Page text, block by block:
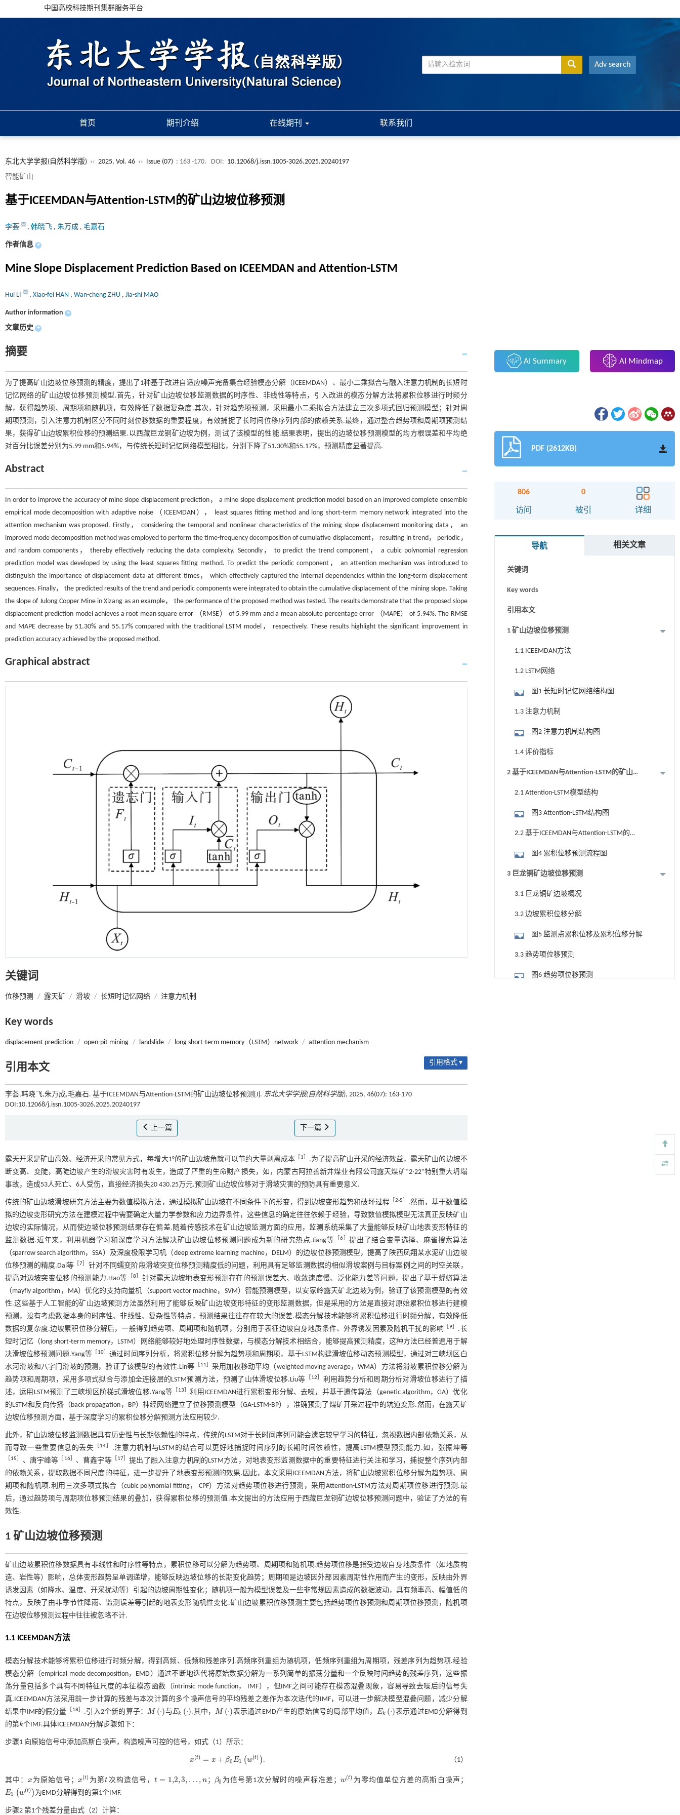
中国高校科技期刊集群服务平台
Adv search
首页 期刊介绍 在线期刊 联系我们
东北大学学报(自然科学版) ›› 2025, Vol. 46 ›› Issue (07) : 163 -170. DOI: 10.12068/j.issn.1005-3026.2025.20240197
智能矿山
基于ICEEMDAN与Attention-LSTM的矿山边坡位移预测
李荟 , 韩晓飞 , 朱万成 , 毛嘉石
作者信息 +
Mine Slope Displacement Prediction Based on ICEEMDAN and Attention-LSTM
Hui LI , Xiao-fei HAN , Wan-cheng ZHU , Jia-shi MAO
Author information +
文章历史 +
摘要
为了提高矿山边坡位移预测的精度，提出了1种基于改进自适应噪声完备集合经验模态分解（ICEEMDAN）、最小二乘拟合与融入注意力机制的长短时
记忆网络的矿山边坡位移预测模型.首先，针对矿山边坡位移监测数据的时序性、非线性等特点，引入改进的模态分解方法将累积位移进行时频分
解，获得趋势项、周期项和随机项，有效降低了数据复杂度.其次，针对趋势项预测，采用最小二乘拟合方法建立三次多项式回归预测模型；针对周
期项预测，引入注意力机制区分不同时刻位移数据的重要程度，有效捕捉了长时间位移序列内部的依赖关系.最终，通过整合趋势项和周期项预测结
果，获得矿山边坡累积位移的预测结果.以西藏巨龙铜矿边坡为例，测试了该模型的性能.结果表明，提出的边坡位移预测模型的均方根误差和平均绝
对百分比误差分别为5.99 mm和5.94%，与传统长短时记忆网络模型相比，分别下降了51.30%和55.17%，预测精度显著提高.
Abstract
In order to improve the accuracy of mine slope displacement prediction， a mine slope displacement prediction model based on an improved complete ensemble
empirical mode decomposition with adaptive noise （ICEEMDAN）， least squares fitting method and long short-term memory network integrated into the
attention mechanism was proposed. Firstly， considering the temporal and nonlinear characteristics of the mining slope displacement monitoring data， an
improved mode decomposition method was employed to perform the time-frequency decomposition of cumulative displacement， resulting in trend， periodic，
and random components， thereby effectively reducing the data complexity. Secondly， to predict the trend component， a cubic polynomial regression
prediction model was developed by using the least squares fitting method. To predict the periodic component， an attention mechanism was introduced to
distinguish the importance of displacement data at different times， which effectively captured the internal dependencies within the long-term displacement
sequences. Finally， the predicted results of the trend and periodic components were integrated to obtain the cumulative displacement of the mining slope. Taking
the slope of Julong Copper Mine in Xizang as an example， the performance of the proposed method was tested. The results demonstrate that the proposed slope
displacement prediction model achieves a root mean square error （RMSE） of 5.99 mm and a mean absolute percentage error （MAPE） of 5.94%. The RMSE
and MAPE decrease by 51.30% and 55.17% compared with the traditional LSTM model， respectively. These results highlight the significant improvement in
prediction accuracy achieved by the proposed method.
Graphical abstract
关键词
位移预测 / 露天矿 / 滑坡 / 长短时记忆网络 / 注意力机制
Key words
displacement prediction / open-pit mining / landslide / long short-term memory（LSTM）network / attention mechanism
引用本文 引用格式 ▾
李荟,韩晓飞,朱万成,毛嘉石. 基于ICEEMDAN与Attention-LSTM的矿山边坡位移预测[J]. 东北大学学报(自然科学版), 2025, 46(07): 163-170
DOI:10.12068/j.issn.1005-3026.2025.20240197
上一篇 下一篇
露天开采是矿山高效、经济开采的常见方式，每增大1°的矿山边坡角就可以节约大量剥离成本［ 1
.为了提高矿山开采的经济效益，露天矿山的边坡不
断变高、变陡，高陡边坡产生的滑坡灾害时有发生，造成了严重的生命财产损失，如，内蒙古阿拉善新井煤业有限公司露天煤矿“2·22”特别重大坍塌
事故，造成53人死亡、6人受伤，直接经济损失20 430.25万元.预测矿山边坡位移对于滑坡灾害的预防具有重要意义.
传统的矿山边坡滑坡研究方法主要为数值模拟方法，通过模拟矿山边坡在不同条件下的形变，得到边坡变形趋势和破坏过程 2-5
.然而，基于数值模
拟的边坡变形研究方法在建模过程中需要确定大量力学参数和应力边界条件，这些信息的确定往往依赖于经验，导致数值模拟模型无法真正反映矿山
边坡的实际情况，从而使边坡位移预测结果存在偏差.随着传感技术在矿山边坡监测方面的应用，监测系统采集了大量能够反映矿山地表变形特征的
监测数据.近年来，利用机器学习和深度学习方法解决矿山边坡位移预测问题成为新的研究热点.Jiang等 ［6 ］提出了结合变量选择、麻雀搜索算法
（sparrow search algorithm，SSA）及深度极限学习机（deep extreme learning machine，DELM）的边坡位移预测模型，提高了陕西凤翔某水泥矿山边坡
位移预测的精度.Dai等 ［7
针对不同蠕变阶段滑坡突变位移预测精度低的问题，利用具有足够监测数据的相似滑坡案例与目标案例之间的时空关联，
提高对边坡突变位移的预测能力.Hao等 ［8
针对露天边坡地表变形预测存在的预测误差大、收敛速度慢、泛化能力差等问题，提出了基于蜉蝣算法
（mayfly algorithm，MA）优化的支持向量机（support vector machine，SVM）智能预测模型，以安家岭露天矿北边坡为例，验证了该预测模型的有效
性.这些基于人工智能的矿山边坡预测方法虽然利用了能够反映矿山边坡变形特征的变形监测数据，但是采用的方法是直接对原始累积位移进行建模
预测，没有考虑数据本身的时序性、非线性、复杂性等特点，预测结果往往存在较大的误差.模态分解技术能够将累积位移进行时频分解，有效降低
数据的复杂度.边坡累积位移分解后，一般得到趋势项、周期项和随机项，分别用于表征边坡自身地质条件、外界诱发因素及随机干扰的影响
［9
.长
短时记忆（long short-term memory，LSTM）网络能够较好地处理时序性数据，与模态分解技术相结合，能够提高预测精度，这种方法已经普遍用于解
决滑坡位移预测问题.Yang等［ 10 ］通过时间序列分析，将累积位移分解为趋势项和周期项，基于LSTM构建滑坡位移动态预测模型，通过对三峡坝区白
水河滑坡和八字门滑坡的预测，验证了该模型的有效性.Lin等
11
采用加权移动平均（weighted moving average，WMA）方法将滑坡累积位移分解为
趋势项和周期项，采用多项式拟合与添加全连接层的LSTM预测方法，预测了山体滑坡位移.Liu等
12
利用趋势分析和周期分析对滑坡位移进行了描
述，运用LSTM预测了三峡坝区阶梯式滑坡位移.Yang等
13 ］利用ICEEMDAN进行累积变形分解、去噪，并基于遗传算法（genetic algorithm，GA）优化
的LSTM和反向传播（back propagation，BP）神经网络建立了位移预测模型（GA-LSTM-BP），准确预测了煤矿开采过程中的坑道变形.然而，在露天矿
边坡位移预测方面，基于深度学习的累积位移分解预测方法应用较少.
此外，矿山边坡位移监测数据具有历史性与长期依赖性的特点，传统的LSTM对于长时间序列可能会遗忘较早学习的特征，忽视数据内部依赖关系，从
而导致一些重要信息的丢失
14 .注意力机制与LSTM的结合可以更好地捕捉时间序列的长期时间依赖性，提高LSTM模型预测能力.如，张振坤等
15 、唐宇峰等 16］ 、曹鑫宇等［ 17］提出了融入注意力机制的LSTM方法，对地表变形监测数据中的重要特征进行关注和学习，捕捉整个序列内部
的依赖关系，提取数据不同尺度的特征，进一步提升了地表变形预测的效果.因此，本文采用ICEEMDAN方法，将矿山边坡累积位移分解为趋势项、周
期项和随机项.利用三次多项式拟合（cubic polynomial fitting， CPF）方法对趋势项位移进行预测，采用Attention-LSTM方法对周期项位移进行预测.最
后，通过趋势项与周期项位移预测结果的叠加，获得累积位移的预测值.本文提出的方法应用于西藏巨龙铜矿边坡位移预测问题中，验证了方法的有
效性.
1 矿山边坡位移预测
矿山边坡累积位移数据具有非线性和时序性等特点，累积位移可以分解为趋势项、周期项和随机项.趋势项位移是指受边坡自身地质条件（如地质构
造、岩性等）影响，总体变形趋势呈单调递增，能够反映边坡位移的长期变化趋势；周期项是边坡因外部因素周期性作用而产生的变形，反映由外界
诱发因素（如降水、温度、开采扰动等）引起的边坡周期性变化；随机项一般为模型误差及一些非常规因素造成的数据波动，具有频率高、幅值低的
特点，反映了由非季节性降雨、监测误差等引起的地表变形随机性变化.矿山边坡累积位移预测主要包括趋势项位移预测和周期项位移预测，随机项
在边坡位移预测过程中往往被忽略不计.
1.1 ICEEMDAN方法
模态分解技术能够将累积位移进行时频分解，得到高频、低频和残差序列.高频序列重组为随机项，低频序列重组为周期项，残差序列为趋势项.经验
模态分解（empirical mode decomposition，EMD）通过不断地迭代将原始数据分解为一系列简单的振荡分量和一个反映时间趋势的残差序列，这些振
荡分量包括多个具有不同特征尺度的本征模态函数（intrinsic mode function， IMF），但IMF之间可能存在模态混叠现象，容易导致去噪后的信号失
真.ICEEMDAN方法采用前一步计算的残差与本次计算的多个噪声信号的平均残差之差作为本次迭代的IMF，可以进一步解决模型混叠问题，减少分解
结果中IMF的假分量
18 .引入2个新的算子：M (⋅)
Μ· 与 Ek (⋅)
Ek· .其中，M (⋅)
Μ· 表示通过EMD产生的原始信号的局部平均值， Ek (⋅)
Ek·
表示通过EMD分解得到
的第k
k个IMF.具体ICEEMDAN分解步骤如下：
步骤1 向原始信号中添加高斯白噪声，构造噪声可控的信号，如式（1） 所示：
x(t) = x + β0 E1 (w(t) )
xt=x +β 0E 1w t . （1）
其中：x
x 为原始信号；x(t)
x(t) 为第t
t 次构造信号，t = 1,2,3, … , n
t =1,2,3,…,n ； β0
β0 为信号第1次分解时的噪声标准差； w(t)
w(t) 为零均值单位方差的高斯白噪声；
E1 (w(t) )
E1wt 为EMD分解得到的第1个IMF.
步骤2 第1个残差分量由式（2） 计算：
AI Summary AI Mindmap
PDF (2612KB)
806
访问
0
被引 详细
导航 相关文章
摘要
Graphical abstract
关键词
Key words
引用本文
1 矿山边坡位移预测
1.1 ICEEMDAN方法
1.2 LSTM网络
图1 长短时记忆网络结构图
1.3 注意力机制
图2 注意力机制结构图
1.4 评价指标
2 基于ICEEMDAN与Attention-LSTM的矿山
2.1 Attention-LSTM模型结构
图3 Attention-LSTM结构图
2.2 基于ICEEMDAN与Attention-LSTM的位
图4 累积位移预测流程图
3 巨龙铜矿边坡位移预测
3.1 巨龙铜矿边坡概况
3.2 边坡累积位移分解
图5 监测点累积位移及累积位移分解
3.3 趋势项位移预测
图6 趋势项位移预测